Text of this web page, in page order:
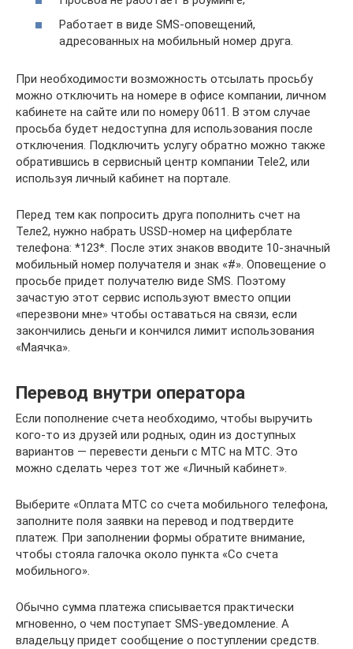
Работает в виде SMS-оповещений,
адресованных на мобильный номер друга.
При необходимости возможность отсылать просьбу
можно отключить на номере в офисе компании, личном
кабинете на сайте или по номеру 0611. В этом случае
просьба будет недоступна для использования после
отключения. Подключить услугу обратно можно также
обратившись в сервисный центр компании Tele2, или
используя личный кабинет на портале.
Перед тем как попросить друга пополнить счет на
Теле2, нужно набрать USSD-номер на циферблате
телефона: *123*. После этих знаков вводите 10-значный
мобильный номер получателя и знак «#». Оповещение о
просьбе придет получателю виде SMS. Поэтому
зачастую этот сервис используют вместо опции
«перезвони мне» чтобы оставаться на связи, если
закончились деньги и кончился лимит использования
«Маячка».
Перевод внутри оператора
Если пополнение счета необходимо, чтобы выручить
кого-то из друзей или родных, один из доступных
вариантов — перевести деньги с МТС на МТС. Это
можно сделать через тот же «Личный кабинет».
Выберите «Оплата МТС со счета мобильного телефона,
заполните поля заявки на перевод и подтвердите
платеж. При заполнении формы обратите внимание,
чтобы стояла галочка около пункта «Со счета
мобильного».
Обычно сумма платежа списывается практически
мгновенно, о чем поступает SMS-уведомление. А
владельцу придет сообщение о поступлении средств.